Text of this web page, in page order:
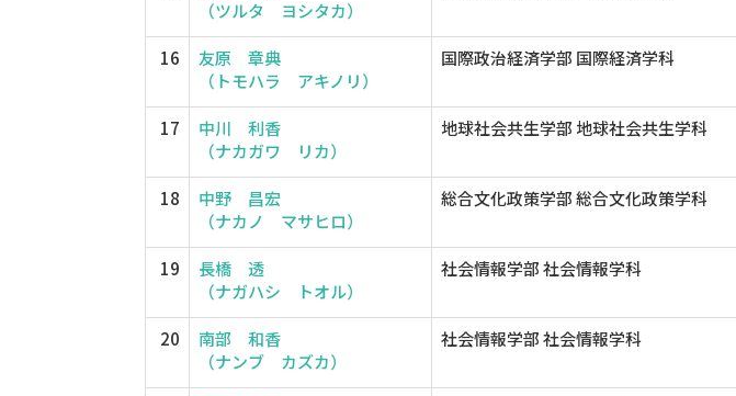
（ツルタ ヨシタカ）
16
友原 章典
（トモハラ アキノリ）
国際政治経済学部 国際経済学科
17
中川 利香
（ナカガワ リカ）
地球社会共生学部 地球社会共生学科
18
中野 昌宏
（ナカノ マサヒロ）
総合文化政策学部 総合文化政策学科
19
長橋 透
（ナガハシ トオル）
社会情報学部 社会情報学科
20
南部 和香
（ナンブ カズカ）
社会情報学部 社会情報学科